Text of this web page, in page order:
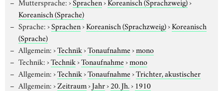
Koreanisch (Sprache)
Sprache:›Sprachen›Koreanisch (Sprachzweig)›Koreanisch
(Sprache)
Allgemein:›Technik›Tonaufnahme›mono
Technik:›Technik›Tonaufnahme›mono
Allgemein:›Technik›Tonaufnahme›Trichter, akustischer
Allgemein:›Zeitraum›Jahr›20. Jh.› 1910